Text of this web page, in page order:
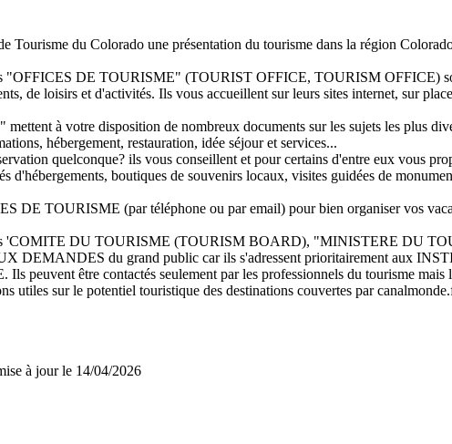
Tourisme du Colorado une présentation du tourisme dans la région
"OFFICES DE TOURISME" (TOURIST OFFICE, TOURISM OFFICE)
de loisirs et d'activités. Ils vous accueillent sur leurs sites internet, sur
à votre disposition de nombreux documents sur les sujets les plus
hébergement, restauration, idée séjour et services...
quelconque? ils vous conseillent et pour certains d'entre eux vous
d'hébergements, boutiques de souvenirs locaux, visites guidées de
DE TOURISME (par téléphone ou par email) pour bien organiser vos
'COMITE DU TOURISME (TOURISM BOARD), "MINISTERE DU
DEMANDES du grand public car ils s'adressent prioritairement aux
peuvent être contactés seulement par les professionnels du tourisme mais
utiles sur le potentiel touristique des destinations couvertes par
à jour le 14/04/2026